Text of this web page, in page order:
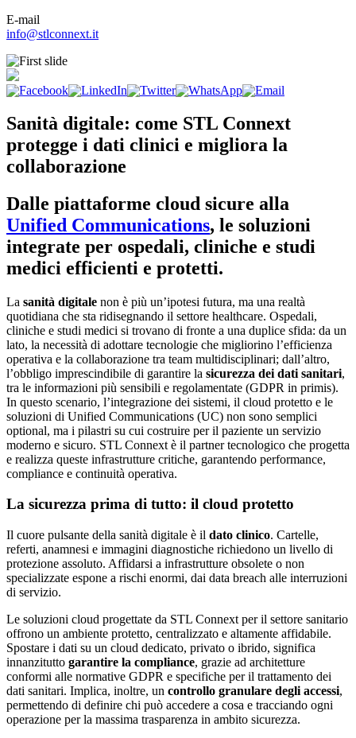
E-mail
info@stlconnext.it
Sanità digitale: come STL Connext
protegge i dati clinici e migliora la
collaborazione
Dalle piattaforme cloud sicure alla
Unified Communications, le soluzioni
integrate per ospedali, cliniche e studi
medici efficienti e protetti.
La sanità digitale non è più un’ipotesi futura, ma una realtà
quotidiana che sta ridisegnando il settore healthcare. Ospedali,
cliniche e studi medici si trovano di fronte a una duplice sfida: da un
lato, la necessità di adottare tecnologie che migliorino l’efficienza
operativa e la collaborazione tra team multidisciplinari; dall’altro,
l’obbligo imprescindibile di garantire la sicurezza dei dati sanitari,
tra le informazioni più sensibili e regolamentate (GDPR in primis).
In questo scenario, l’integrazione dei sistemi, il cloud protetto e le
soluzioni di Unified Communications (UC) non sono semplici
optional, ma i pilastri su cui costruire per il paziente un servizio
moderno e sicuro. STL Connext è il partner tecnologico che progetta
e realizza queste infrastrutture critiche, garantendo performance,
compliance e continuità operativa.
La sicurezza prima di tutto: il cloud protetto
Il cuore pulsante della sanità digitale è il dato clinico. Cartelle,
referti, anamnesi e immagini diagnostiche richiedono un livello di
protezione assoluto. Affidarsi a infrastrutture obsolete o non
specializzate espone a rischi enormi, dai data breach alle interruzioni
di servizio.
Le soluzioni cloud progettate da STL Connext per il settore sanitario
offrono un ambiente protetto, centralizzato e altamente affidabile.
Spostare i dati su un cloud dedicato, privato o ibrido, significa
innanzitutto garantire la compliance, grazie ad architetture
conformi alle normative GDPR e specifiche per il trattamento dei
dati sanitari. Implica, inoltre, un controllo granulare degli accessi,
permettendo di definire chi può accedere a cosa e tracciando ogni
operazione per la massima trasparenza in ambito sicurezza.